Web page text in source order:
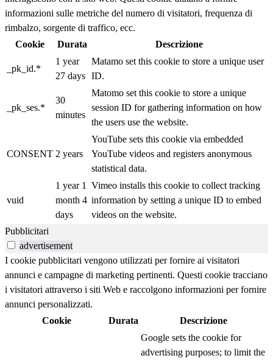
informazioni sulle metriche del numero di visitatori, frequenza di
rimbalzo, sorgente di traffico, ecc.
Cookie
Durata Descrizione
_pk_id.*
1 year
27 days
Matamo set this cookie to store a unique user
ID.
_pk_ses.*
30
minutes
Matomo set this cookie to store a unique
session ID for gathering information on how
the users use the website.
CONSENT 2 years
YouTube sets this cookie via embedded
YouTube videos and registers anonymous
statistical data.
vuid
1 year 1
month 4
days
Vimeo installs this cookie to collect tracking
information by setting a unique ID to embed
videos on the website.
Pubblicitari
advertisement
I cookie pubblicitari vengono utilizzati per fornire ai visitatori
annunci e campagne di marketing pertinenti. Questi cookie tracciano
i visitatori attraverso i siti Web e raccolgono informazioni per fornire
annunci personalizzati.
Cookie
Durata Descrizione
Google sets the cookie for
advertising purposes; to limit the